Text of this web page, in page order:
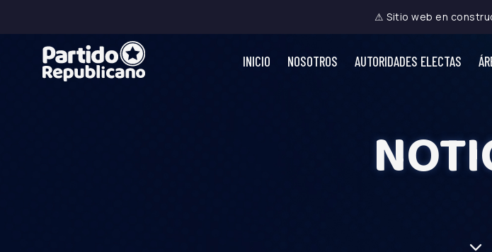
⚠ Sitio web en
INICIO NOSOTROS AUTORIDADES ELECTAS